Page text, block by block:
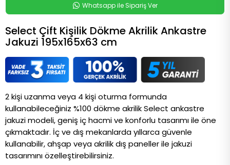
Whatsapp ile Sipariş Ver
Select Çift Kişilik Dökme Akrilik Ankastre
Jakuzi 195x165x63 cm
2 kişi uzanma veya 4 kişi oturma formunda
kullanabileceğiniz %100 dökme akrilik Select ankastre
jakuzi modeli, geniş iç hacmi ve konforlu tasarımı ile öne
çıkmaktadır. İç ve dış mekanlarda yıllarca güvenle
kullanabilir, ahşap veya akrilik dış paneller ile jakuzi
tasarımını özelleştirebilirsiniz.